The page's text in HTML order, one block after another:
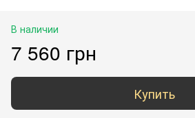
В наличии
7 560 грн
Купить